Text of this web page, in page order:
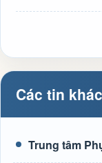
Các tin khác
Trung tâm